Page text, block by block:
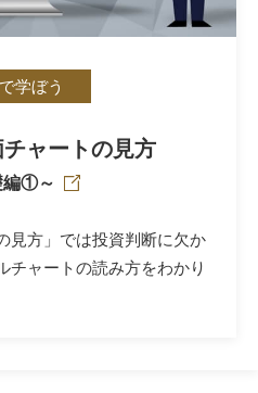
学ぼう
ャートの見方
編①～
見方」では投資判断に欠か
チャートの読み方をわかり